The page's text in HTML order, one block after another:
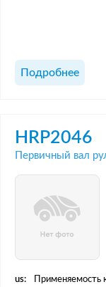
Подробнее
HRP2046
Первичный вал
us: Применяемость